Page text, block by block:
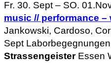
Fr. 30. Sept – SO.
music // performance –
Jankowski, Cardoso,
Sept Laborbegegnungen
StrassengeisterEssen